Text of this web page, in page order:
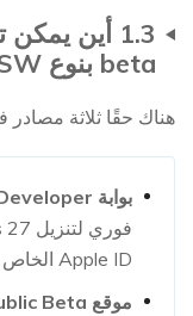
beta بنوع IPSW بأمان؟
هناك حقًا ثلاثة
بوابة Apple Developer
Apple ID الخاص بك
موقع Apple Public Beta